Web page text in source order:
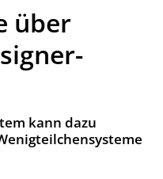
über
kann dazu